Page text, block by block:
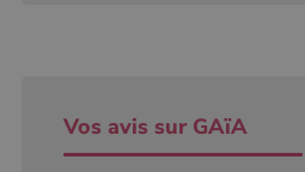
Vos avis sur GAïA